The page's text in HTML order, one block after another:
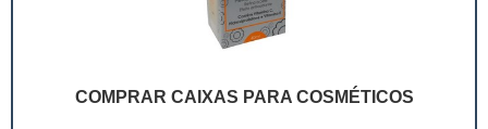
COMPRAR CAIXAS PARA COSMÉTICOS